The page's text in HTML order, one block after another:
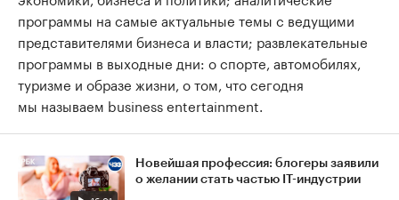
программы на самые актуальные темы с ведущими
представителями бизнеса и власти; развлекательные
программы в выходные дни: о спорте, автомобилях,
туризме и образе жизни, о том, что сегодня
мы называем business entertainment.
Новейшая профессия: блогеры заявили
о желании стать частью IT-индустрии